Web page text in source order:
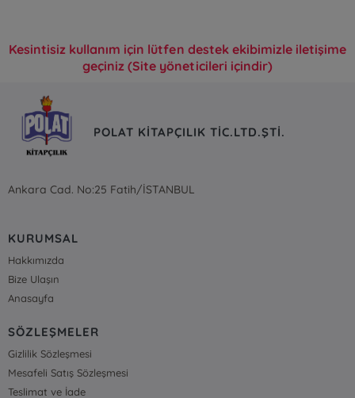
Kesintisiz kullanım için lütfen destek ekibimizle iletişime
geçiniz (Site yöneticileri içindir)
POLAT KİTAPÇILIK TİC.LTD.ŞTİ.
Ankara Cad. No:25 Fatih/İSTANBUL
KURUMSAL
Hakkımızda
Bize Ulaşın
Anasayfa
SÖZLEŞMELER
Gizlilik Sözleşmesi
Mesafeli Satış Sözleşmesi
Teslimat ve İade